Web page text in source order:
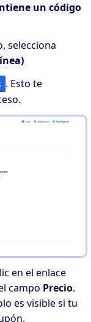
un código
selecciona
. Esto te
en el enlace
campo Precio.
es visible si tu